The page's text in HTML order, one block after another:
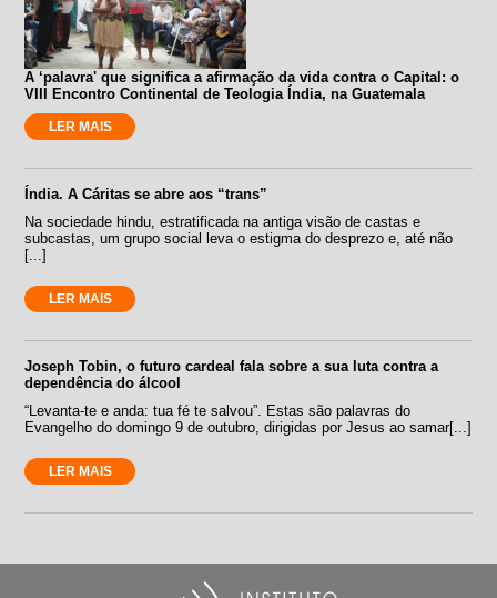
A ‘palavra' que significa a afirmação da vida contra o Capital: o
VIII Encontro Continental de Teologia Índia, na Guatemala
LER MAIS
Índia. A Cáritas se abre aos “trans”
Na sociedade hindu, estratificada na antiga visão de castas e
subcastas, um grupo social leva o estigma do desprezo e, até não
[...]
LER MAIS
Joseph Tobin, o futuro cardeal fala sobre a sua luta contra a
dependência do álcool
“Levanta-te e anda: tua fé te salvou”. Estas são palavras do
Evangelho do domingo 9 de outubro, dirigidas por Jesus ao samar[...]
LER MAIS